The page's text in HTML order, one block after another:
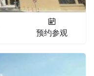
预约参观